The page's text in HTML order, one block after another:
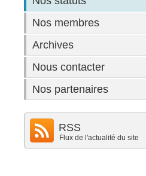
Nos membres
Archives
Nous contacter
Nos partenaires
RSS
Flux de l'actualité du site